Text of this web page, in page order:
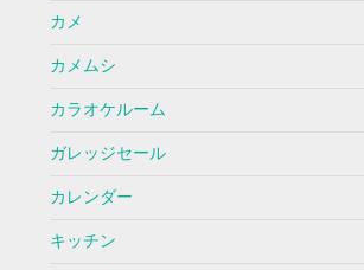
カメ
カメムシ
カラオケルーム
ガレッジセール
カレンダー
キッチン